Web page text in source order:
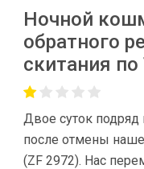
Ночной
обратного
скитания по
Двое суток
после отмены
(ZF 2972). Нас